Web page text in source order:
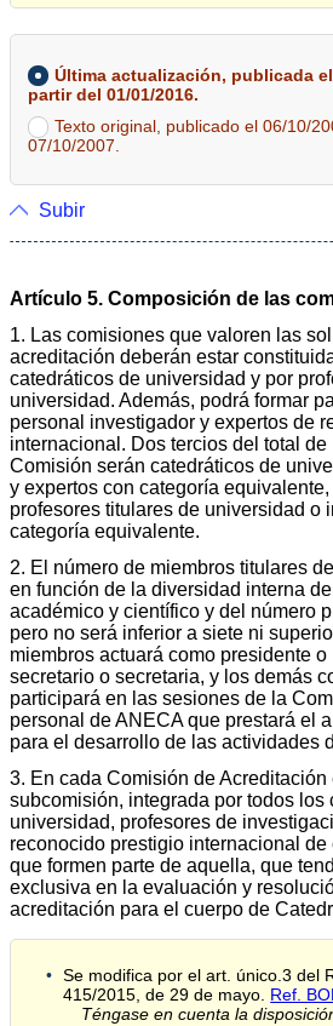
Última actualización, publicada
partir del 01/01/2016.
Texto original, publicado el 06/10/
07/10/2007.
Subir
Artículo 5. Composición de las
1. Las comisiones que valoren las
acreditación deberán estar
catedráticos de universidad y por
universidad. Además, podrá formar
personal investigador y expertos de
internacional. Dos tercios del total
Comisión serán catedráticos de
y expertos con categoría
profesores titulares de universidad o
categoría equivalente.
2. El número de miembros titulares
en función de la diversidad interna
académico y científico y del número
pero no será inferior a siete ni
miembros actuará como presidente
secretario o secretaria, y los demás
participará en las sesiones de la
personal de ANECA que prestará el
para el desarrollo de las actividades
3. En cada Comisión de Acreditación
subcomisión, integrada por todos los
universidad, profesores de
reconocido prestigio internacional
que formen parte de aquella, que
exclusiva en la evaluación y
acreditación para el cuerpo de
Se modifica por el art. único.3 del
415/2015, de 29 de mayo. Ref.
Téngase en cuenta la